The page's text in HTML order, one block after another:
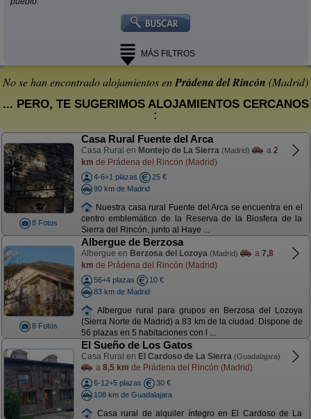
MÁS FILTROS
No se han encontrado alojamientos enPrádena del Rincón (Madrid)
... PERO, TE SUGERIMOS ALOJAMIENTOS CERCANOS
:
8 Fotos
Casa Rural Fuente del Arca
Casa Rural en Montejo de La Sierra (Madrid) a 2
km de Prádena del Rincón (Madrid)
4-6+1 plazas
25 €
90 km de Madrid
Nuestra casa rural Fuente del Arca se encuentra en el
centro emblemático de la Reserva de la Biosfera de la
Sierra del Rincón, junto al Haye ...
8 Fotos
Albergue de Berzosa
Albergue en Berzosa del Lozoya (Madrid) a 7,8
km de Prádena del Rincón (Madrid)
56+4 plazas
10 €
83 km de Madrid
Albergue rural para grupos en Berzosa del Lozoya
(Sierra Norte de Madrid) a 83 km de la ciudad. Dispone de
56 plazas en 5 habitaciones con l ...
El Sueño de Los Gatos
Casa Rural en El Cardoso de La Sierra (Guadalajara)
a 8,5 km de Prádena del Rincón (Madrid)
6-12+5 plazas
30 €
108 km de Guadalajara
Casa rural de alquiler íntegro en El Cardoso de La